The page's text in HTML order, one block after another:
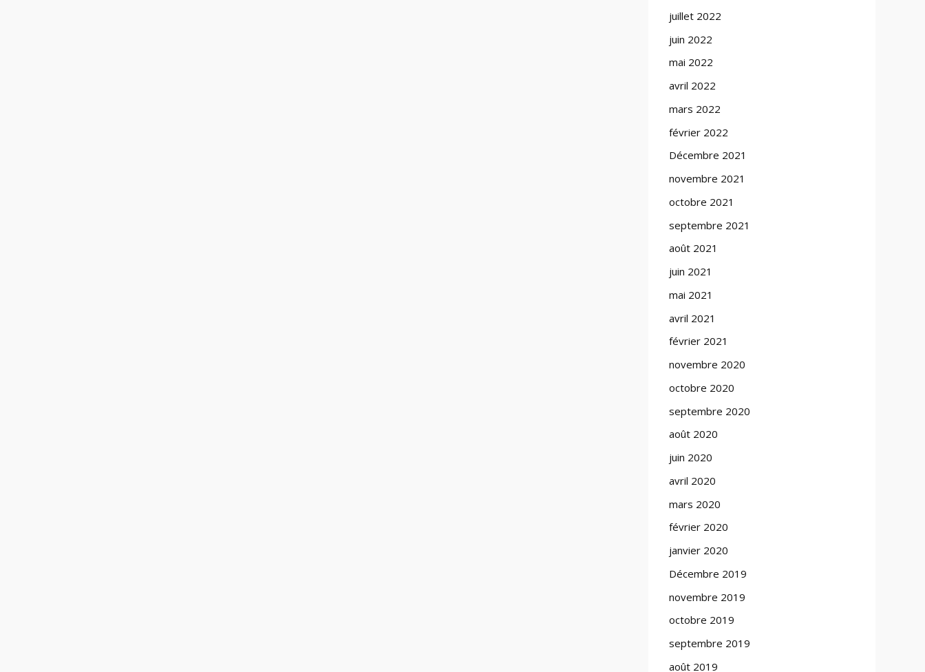
juillet 2022
juin 2022
mai 2022
avril 2022
mars 2022
février 2022
Décembre 2021
novembre 2021
octobre 2021
septembre 2021
août 2021
juin 2021
mai 2021
avril 2021
février 2021
novembre 2020
octobre 2020
septembre 2020
août 2020
juin 2020
avril 2020
mars 2020
février 2020
janvier 2020
Décembre 2019
novembre 2019
octobre 2019
septembre 2019
août 2019